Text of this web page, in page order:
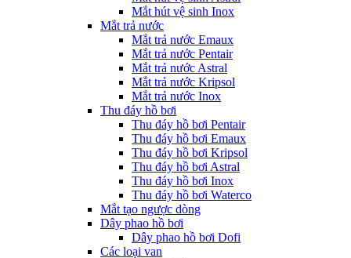
Mắt hút vệ sinh Inox
Mắt trả nước
Mắt trả nước Emaux
Mắt trả nước Pentair
Mắt trả nước Astral
Mắt trả nước Kripsol
Mắt trả nước Inox
Thu đáy hồ bơi
Thu đáy hồ bơi Pentair
Thu đáy hồ bơi Emaux
Thu đáy hồ bơi Kripsol
Thu đáy hồ bơi Astral
Thu đáy hồ bơi Inox
Thu đáy hồ bơi Waterco
Mắt tạo ngược dòng
Dây phao hồ bơi
Dây phao hồ bơi Dofi
Các loại van